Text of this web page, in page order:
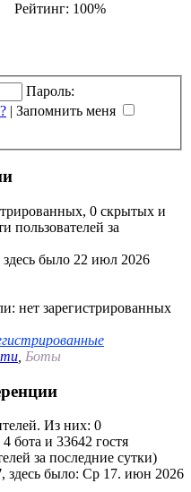
Рейтинг: 100%
Пароль:
| Запомнить меня
0 скрытых и
пользователей за
здесь было 22 июл 2026
нет зарегистрированных
Боты
Из них: 0
бота и 33642 гостя
за последние сутки)
, здесь было: Ср 17. июн 2026